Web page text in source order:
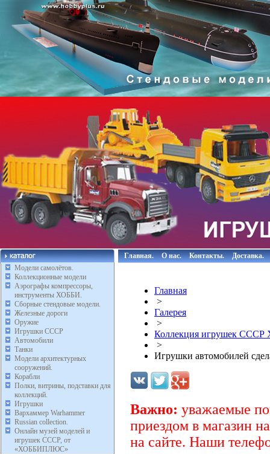
Модели самолётов.
Коллекционные модели
Аэрографы компрессоры,
инструменты ХОББИ.
Сборные стендовые модели.
Железные дороги
Оружие
Игрушки СССР
Автомобили
Танки
Модели архитектурных
сооружений.
Корабли
Полки, витрины, подставки для
коллекций.
Игрушки
Вархаммер Warhammer
Russian collection.
Онлайн музей моделей и
игрушек СССР, от
«ХОББИПЛЮС»
Главная. О нас. Контакты. Доставка.
Главная
>
Галерея
>
Коллекция игрушек
>
Игрушки автомобилей
Важно: уважаемые
приездом в магазин
на сайте. Наши